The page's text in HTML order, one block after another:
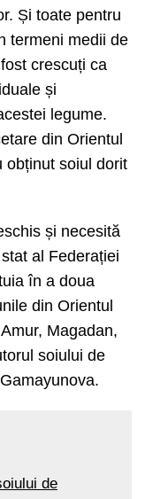
Și toate pentru
termeni medii de
crescuți ca
și
legume.
din Orientul
obținut soiul dorit
și necesită
al Federației
în a doua
din Orientul
Magadan,
soiului de
de